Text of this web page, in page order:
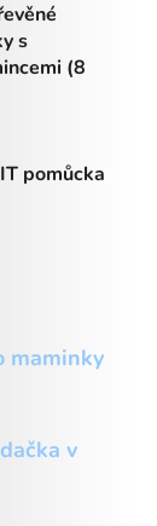
s
(8
pomůcka
maminky
v